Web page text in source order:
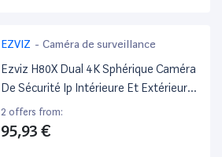
EZVIZ - Caméra de surveillance
Ezviz H80X Dual 4K Sphérique Caméra
De Sécurité Ip Intérieure Et Extérieure
3840 X 2160 Pixels Plafond/Mur
2 offers from:
95,93 €